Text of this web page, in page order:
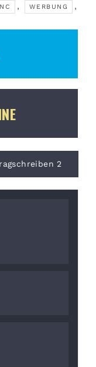
, WERBUNG ,
2